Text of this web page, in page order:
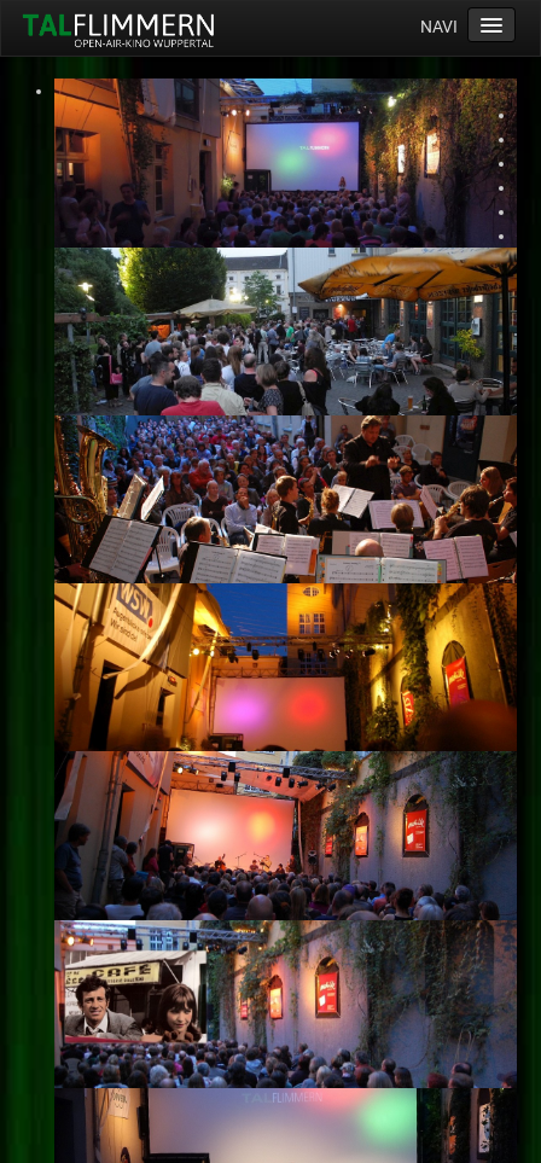
NAVI
Home
Programm
Service
Ticketinfos
Ort
Anreise
Wetter
Kinogutschein
Konzept
Archiv
Kontakt
Impressum
Datenschutz